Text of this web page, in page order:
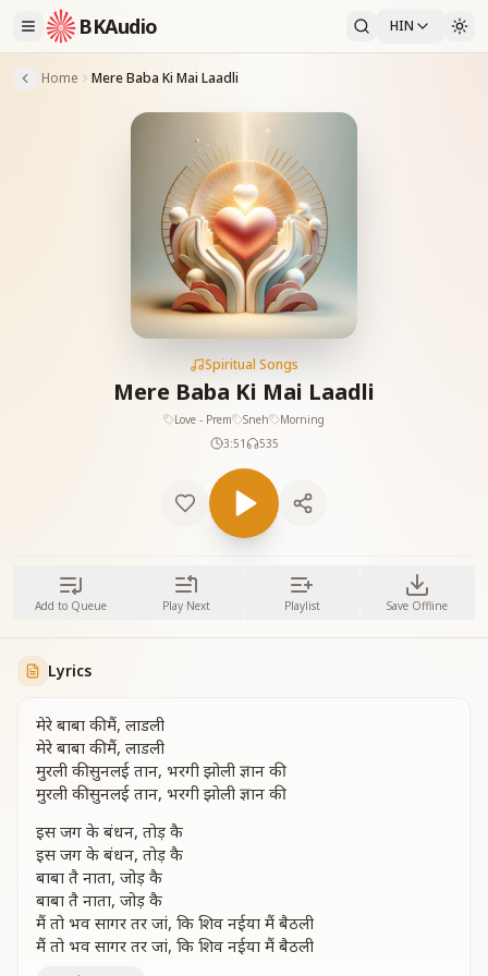
BKAudio HIN
Home Mere Baba Ki Mai Laadli
Spiritual Songs
Mere Baba Ki Mai Laadli
Love - Prem Sneh
Morning
3:51
535
Add to Queue Play Next Playlist Save Offline
Lyrics
मेरे बाबा की मैं, लाडली
मेरे बाबा की मैं, लाडली
मुरली की सुनलई तान, भरगी झोली ज्ञान की
मुरली की सुनलई तान, भरगी झोली ज्ञान की
इस जग के बंधन, तोड़ कै
इस जग के बंधन, तोड़ कै
बाबा तै नाता, जोड़ कै
बाबा तै नाता, जोड़ कै
मैं तो भव सागर तर जां, कि शिव नईया मैं बैठली
मैं तो भव सागर तर जां, कि शिव नईया मैं बैठली